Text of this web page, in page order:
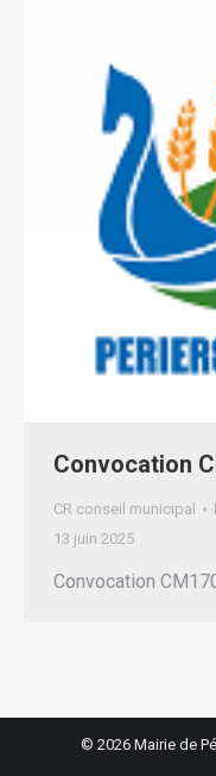
Convocation
CR conseil municipal
13 juin 2025
Convocation
© 2026 Mairie de